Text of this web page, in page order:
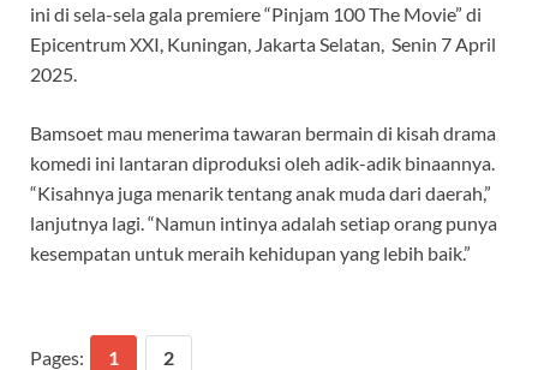
ini di sela-sela gala premiere “Pinjam 100 The Movie” di
Epicentrum XXI, Kuningan, Jakarta Selatan, Senin 7 April
2025.
Bamsoet mau menerima tawaran bermain di kisah drama
komedi ini lantaran diproduksi oleh adik-adik binaannya.
“Kisahnya juga menarik tentang anak muda dari daerah,”
lanjutnya lagi. “Namun intinya adalah setiap orang punya
kesempatan untuk meraih kehidupan yang lebih baik.”
Pages: 1 2